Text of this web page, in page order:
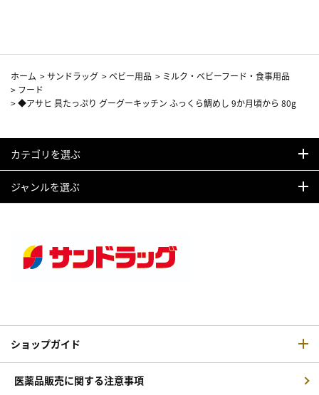
ホーム >サンドラッグ >ベビー用品 > ミルク・ベビーフード・食事用品
> フード
>◆アサヒ 具たっぷり グーグーキッチン ふっくら鯛めし 9か月頃から 80g
カテゴリを選ぶ
ジャンルを選ぶ
ショップガイド
医薬品販売に関する注意事項